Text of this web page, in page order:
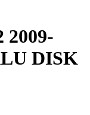
2009-
DISK